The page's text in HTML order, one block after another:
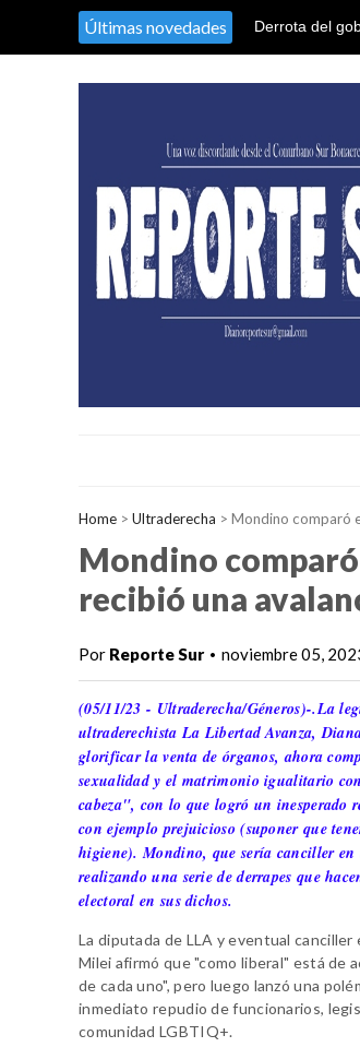
Últimas novedades
Derrota del
Home > Ultraderecha > Mondino comparó
Mondino
recibió una
Por Reporte Sur • noviembre 05,
(05/11/23 - Ultraderecha/Géneros)-.La
ultraderechista La Libertad Avanza,
glorificar la venta de órganos, ahora
sexualidad y el matrimonio igualitario
cabeza", con lo que logró un inesperado
con ejemplo prejuicioso (suponer que
higiene). Mondino, que sería canciller
realizando una serie de derrapes que
electoral en sus dichos.
La diputada de LLA y eventual
Milei afirmó que "como liberal" está de
de cada uno", pero luego lanzó una
inmediato repudio de funcionarios,
comunidad LGBTIQ+.